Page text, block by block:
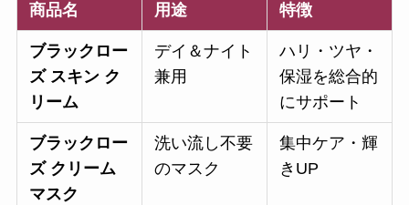
商品名 用途 特徴
ブラックロー
ズ スキン ク
リーム
デイ＆ナイト
兼用
ハリ・ツヤ・
保湿を総合的
にサポート
ブラックロー
ズ クリーム
マスク
洗い流し不要
のマスク
集中ケア・輝
きUP